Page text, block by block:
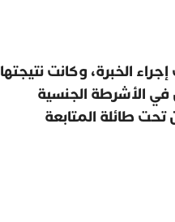
الخبرة، وكانت نتيجتها
في الأشرطة الجنسية
طائلة المتابعة